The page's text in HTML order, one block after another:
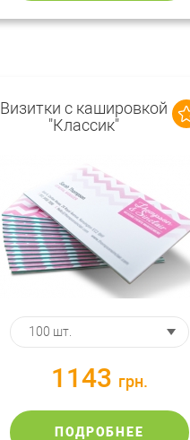
Визитки с кашировкой
"Классик"
1143 грн.
ПОДРОБНЕЕ